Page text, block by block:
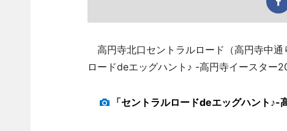
高円寺北口セントラルロード（高円寺中
ロードdeエッグハント♪ -高円寺イースター
「セントラルロードdeエッグハント